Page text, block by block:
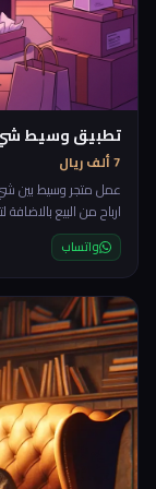
تطبيق وسيط
7 ألف ريال
عمل متجر وسيط بين شي
ارباح من البيع
لا يفضلون استخدامها
واتساب